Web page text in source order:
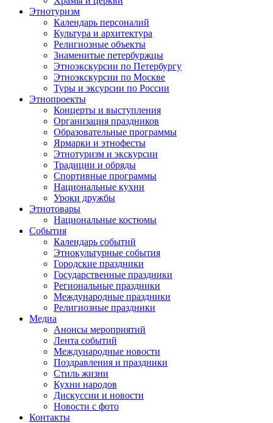
Этнотуризм
Календарь персоналий
Культура и архитектура
Религиозные объекты
Знаменитые петербуржцы
Этноэкскурсии по Петербургу
Этноэкскурсии по Москве
Туры и эксурсии по России
Этнопроекты
Концерты и выступления
Организация праздников
Образовательные программы
Ярмарки и этнофесты
Этнотуризм и экскурсии
Традиции и обряды
Спортивные программы
Национальные кухни
Уроки дружбы
Этнотовары
Национальные костюмы
События
Календарь событий
Этнокультурные события
Городские праздники
Государственные праздники
Региональные праздники
Международные праздники
Религиозные праздники
Медиа
Анонсы мероприятий
Лента событий
Международные новости
Поздравления и праздники
Cтиль жизни
Кухни народов
Дискуссии и новости
Новости с фото
Контакты